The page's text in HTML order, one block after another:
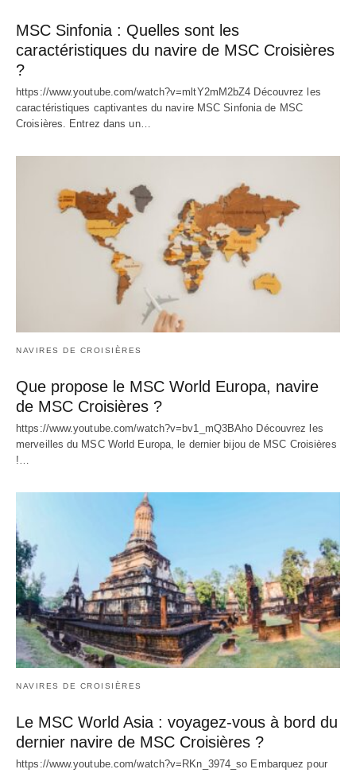
MSC Sinfonia : Quelles sont les
caractéristiques du navire de MSC Croisières
?
https://www.youtube.com/watch?v=mltY2mM2bZ4 Découvrez les
caractéristiques captivantes du navire MSC Sinfonia de MSC
Croisières. Entrez dans un…
NAVIRES DE CROISIÈRES
Que propose le MSC World Europa, navire
de MSC Croisières ?
https://www.youtube.com/watch?v=bv1_mQ3BAho Découvrez les
merveilles du MSC World Europa, le dernier bijou de MSC Croisières
!…
NAVIRES DE CROISIÈRES
Le MSC World Asia : voyagez-vous à bord du
dernier navire de MSC Croisières ?
https://www.youtube.com/watch?v=RKn_3974_so Embarquez pour